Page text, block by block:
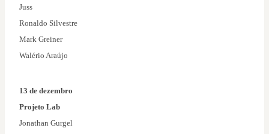
Juss
Ronaldo Silvestre
Mark Greiner
Walério Araújo
13 de dezembro
Projeto Lab
Jonathan Gurgel